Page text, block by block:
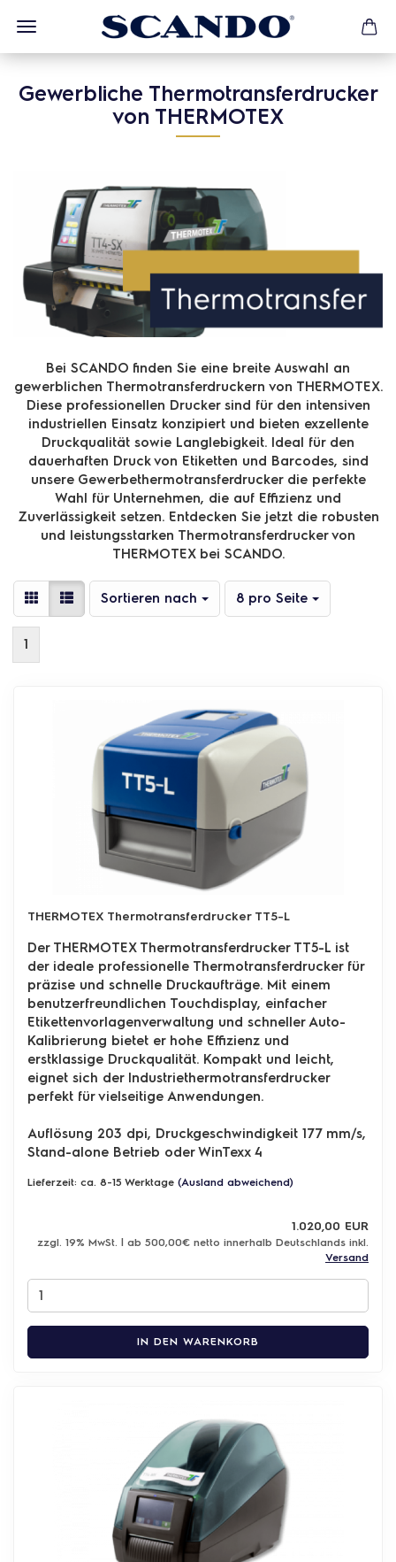
Gewerbliche Thermotransferdrucker
von THERMOTEX
Bei SCANDO finden Sie eine breite Auswahl an
gewerblichen Thermotransferdruckern von THERMOTEX.
Diese professionellen Drucker sind für den intensiven
industriellen Einsatz konzipiert und bieten exzellente
Druckqualität sowie Langlebigkeit. Ideal für den
dauerhaften Druck von Etiketten und Barcodes, sind
unsere Gewerbethermotransferdrucker die perfekte
Wahl für Unternehmen, die auf Effizienz und
Zuverlässigkeit setzen. Entdecken Sie jetzt die robusten
und leistungsstarken Thermotransferdrucker von
THERMOTEX bei SCANDO.
Sortieren nach
Sortieren nach 8 pro Seite
pro Seite
1
THERMOTEX Thermotransferdrucker TT5-L
Der THERMOTEX Thermotransferdrucker TT5-L ist
der ideale professionelle Thermotransferdrucker für
präzise und schnelle Druckaufträge. Mit einem
benutzerfreundlichen Touchdisplay, einfacher
Etikettenvorlagenverwaltung und schneller Auto-
Kalibrierung bietet er hohe Effizienz und
erstklassige Druckqualität. Kompakt und leicht,
eignet sich der Industriethermotransferdrucker
perfekt für vielseitige Anwendungen.
Auflösung 203 dpi, Druckgeschwindigkeit 177 mm/s,
Stand-alone Betrieb oder WinTexx 4
Lieferzeit: ca. 8-15 Werktage (Ausland abweichend)
1.020,00 EUR
zzgl. 19% MwSt. | ab 500,00€ netto innerhalb Deutschlands inkl.
Versand
IN DEN WARENKORB